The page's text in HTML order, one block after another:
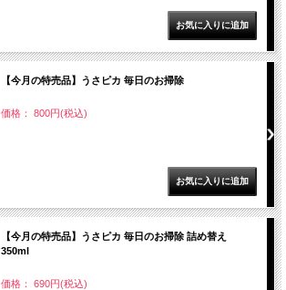
【今月の特売品】うさピカ 毎日のお掃除
価格： 800円(税込)
【今月の特売品】うさピカ 毎日のお掃除 詰め替え
350ml
価格： 690円(税込)